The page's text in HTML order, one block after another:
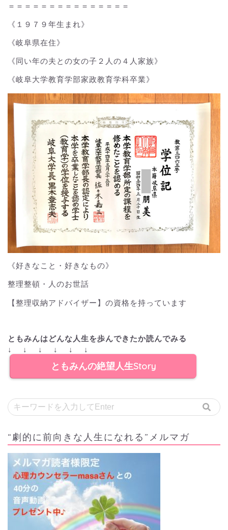
＝＝＝＝＝＝＝＝＝＝＝＝＝＝＝
《１９７９年生まれ》
《岐阜県在住》
《同い年の夫との女の子２人の４人家族》
《岐阜大学教育学部家政教育学科卒業》
《好きなこと・好きなもの》
整理整頓・人のお世話
【整理収納アドバイザー】の資格を持っています
ともみんはどんな人生を歩んできたか読んでみる
↓ ↓ ↓ ↓ ↓ ↓
ともみんの絶望人生Story
“劇的に前向きな人生になれる”メルマガ